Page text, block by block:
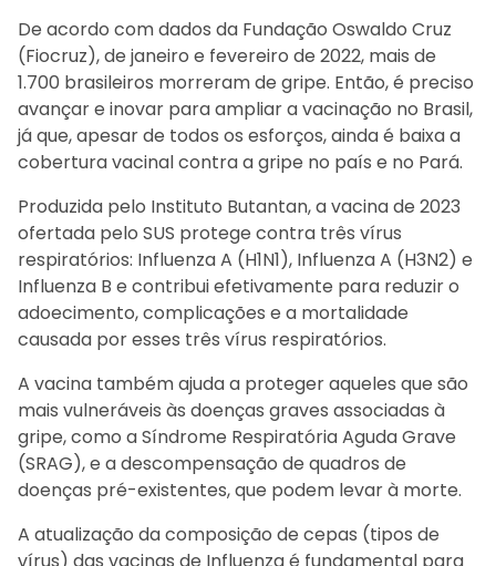
De acordo com dados da Fundação Oswaldo Cruz
(Fiocruz), de janeiro e fevereiro de 2022, mais de
1.700 brasileiros morreram de gripe. Então, é preciso
avançar e inovar para ampliar a vacinação no Brasil,
já que, apesar de todos os esforços, ainda é baixa a
cobertura vacinal contra a gripe no país e no Pará.
Produzida pelo Instituto Butantan, a vacina de 2023
ofertada pelo SUS protege contra três vírus
respiratórios: Influenza A (H1N1), Influenza A (H3N2) e
Influenza B e contribui efetivamente para reduzir o
adoecimento, complicações e a mortalidade
causada por esses três vírus respiratórios.
A vacina também ajuda a proteger aqueles que são
mais vulneráveis às doenças graves associadas à
gripe, como a Síndrome Respiratória Aguda Grave
(SRAG), e a descompensação de quadros de
doenças pré-existentes, que podem levar à morte.
A atualização da composição de cepas (tipos de